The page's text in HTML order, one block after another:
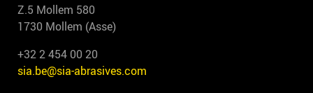
Z.5 Mollem 580
1730 Mollem (Asse)
+32 2 454 00 20
sia.be@sia-abrasives.com